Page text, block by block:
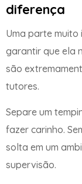
diferença
Uma parte
garantir que ela
são
tutores.
Separe um
fazer carinho.
solta em um
supervisão.